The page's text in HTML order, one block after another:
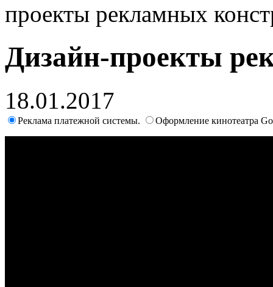
проекты рекламных
Дизайн-проекты
18.01.2017
Реклама платежной системы. Оформление кинотеатра